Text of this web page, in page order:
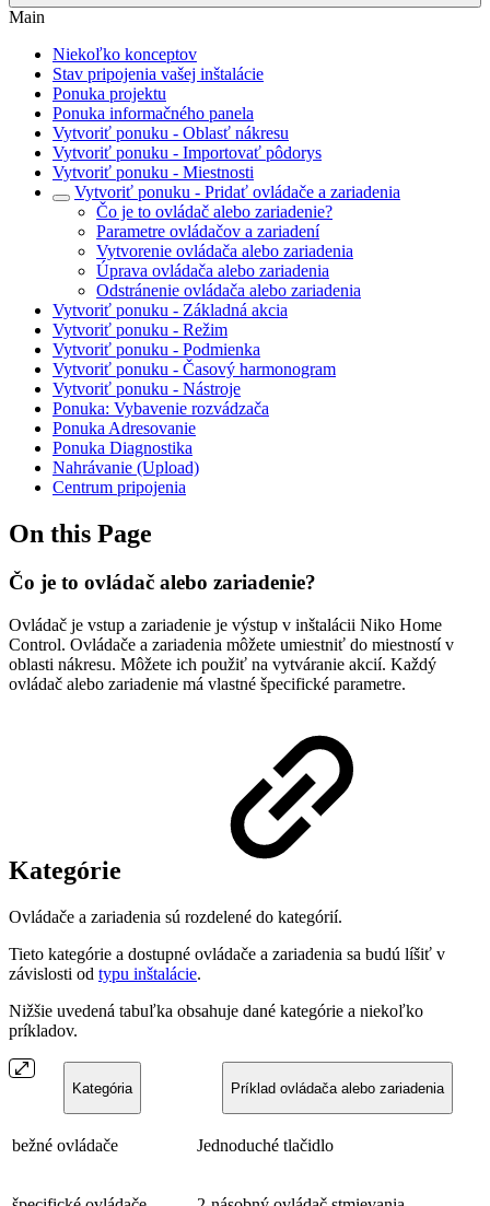
Main
Niekoľko konceptov
Stav pripojenia vašej inštalácie
Ponuka projektu
Ponuka informačného panela
Vytvoriť ponuku - Oblasť nákresu
Vytvoriť ponuku - Importovať pôdorys
Vytvoriť ponuku - Miestnosti
Vytvoriť ponuku - Pridať ovládače a zariadenia
Čo je to ovládač alebo zariadenie?
Parametre ovládačov a zariadení
Vytvorenie ovládača alebo zariadenia
Úprava ovládača alebo zariadenia
Odstránenie ovládača alebo zariadenia
Vytvoriť ponuku - Základná akcia
Vytvoriť ponuku - Režim
Vytvoriť ponuku - Podmienka
Vytvoriť ponuku - Časový harmonogram
Vytvoriť ponuku - Nástroje
Ponuka: Vybavenie rozvádzača
Ponuka Adresovanie
Ponuka Diagnostika
Nahrávanie (Upload)
Centrum pripojenia
On this Page
Čo je to ovládač alebo zariadenie?
Ovládač je vstup a zariadenie je výstup v inštalácii Niko Home
Control. Ovládače a zariadenia môžete umiestniť do miestností v
oblasti nákresu. Môžete ich použiť na vytváranie akcií. Každý
ovládač alebo zariadenie má vlastné špecifické parametre.
Kategórie
Ovládače a zariadenia sú rozdelené do kategórií.
Tieto kategórie a dostupné ovládače a zariadenia sa budú líšiť v
závislosti od typu inštalácie.
Nižšie uvedená tabuľka obsahuje dané kategórie a niekoľko
príkladov.
Kategória Príklad ovládača alebo zariadenia
bežné ovládače Jednoduché tlačidlo